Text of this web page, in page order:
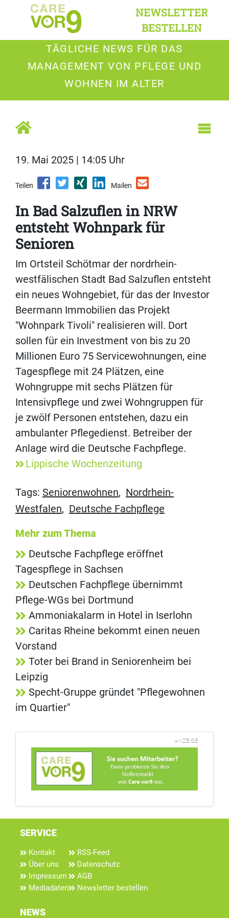
NEWSLETTER
BESTELLEN
TÄGLICHE NEWS FÜR DAS
MANAGEMENT VON PFLEGE UND
WOHNEN IM ALTER
19. Mai 2025 | 14:05 Uhr
Teilen Mailen
In Bad Salzuflen in NRW
entsteht Wohnpark für
Senioren
Im Ortsteil Schötmar der nordrhein-
westfälischen Stadt Bad Salzuflen entsteht
ein neues Wohngebiet, für das der Investor
Beermann Immobilien das Projekt
"Wohnpark Tivoli" realisieren will. Dort
sollen für ein Investment von bis zu 20
Millionen Euro 75 Servicewohnungen, eine
Tagespflege mit 24 Plätzen, eine
Wohngruppe mit sechs Plätzen für
Intensivpflege und zwei Wohngruppen für
je zwölf Personen entstehen, dazu ein
ambulanter Pflegedienst. Betreiber der
Anlage wird die Deutsche Fachpflege.
Lippische Wochenzeitung
Tags: Seniorenwohnen, Nordrhein-
Westfalen, Deutsche Fachpflege
Mehr zum Thema
Deutsche Fachpflege eröffnet
Tagespflege in Sachsen
Deutschen Fachpflege übernimmt
Pflege-WGs bei Dortmund
Ammoniakalarm in Hotel in Iserlohn
Caritas Rheine bekommt einen neuen
Vorstand
Toter bei Brand in Seniorenheim bei
Leipzig
Specht-Gruppe gründet "Pflegewohnen
im Quartier"
ANZEIGE
SERVICE
Kontakt
Über uns
Impressum
Mediadaten
RSS-Feed
Datenschutz
AGB
Newsletter bestellen
NEWS